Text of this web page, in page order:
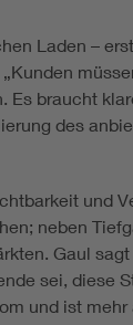
Laden –
Es braucht
des
und
neben
Gaul
sei, diese
und ist